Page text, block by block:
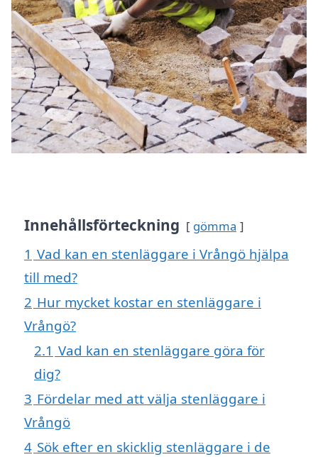
Innehållsförteckning gömma
1 Vad kan en stenläggare i Vrångö hjälpa
till med?
2 Hur mycket kostar en stenläggare i
Vrångö?
2.1 Vad kan en stenläggare göra för
dig?
3 Fördelar med att välja stenläggare i
Vrångö
4 Sök efter en skicklig stenläggare i de